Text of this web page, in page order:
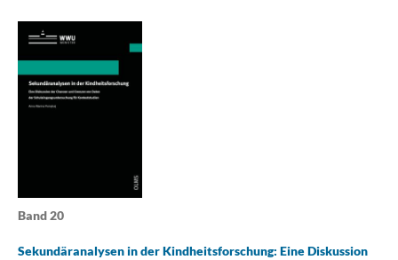
Band 20
Sekundäranalysen in der Kindheitsforschung: Eine Diskussion